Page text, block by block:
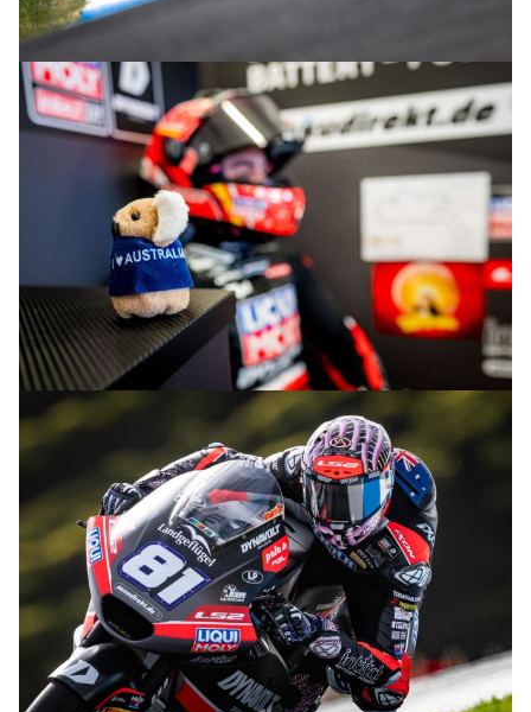
© intactGP
© intactGP